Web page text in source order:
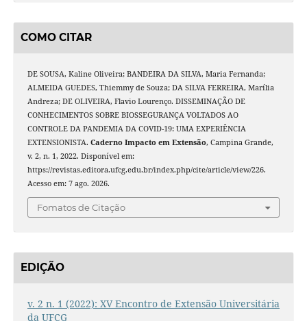
COMO CITAR
DE SOUSA, Kaline Oliveira; BANDEIRA DA SILVA, Maria Fernanda;
ALMEIDA GUEDES, Thiemmy de Souza; DA SILVA FERREIRA, Marília
Andreza; DE OLIVEIRA, Flavio Lourenço. DISSEMINAÇÃO DE
CONHECIMENTOS SOBRE BIOSSEGURANÇA VOLTADOS AO
CONTROLE DA PANDEMIA DA COVID-19: UMA EXPERIÊNCIA
EXTENSIONISTA. Caderno Impacto em Extensão, Campina Grande,
v. 2, n. 1, 2022. Disponível em:
https://revistas.editora.ufcg.edu.br/index.php/cite/article/view/226.
Acesso em: 7 ago. 2026.
Fomatos de Citação
EDIÇÃO
v. 2 n. 1 (2022): XV Encontro de Extensão Universitária
da UFCG